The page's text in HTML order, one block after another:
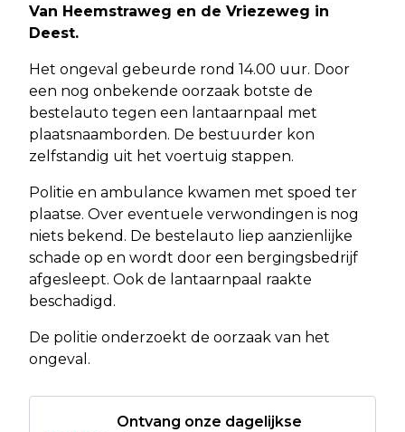
Van Heemstraweg en de Vriezeweg in
Deest.
Het ongeval gebeurde rond 14.00 uur. Door
een nog onbekende oorzaak botste de
bestelauto tegen een lantaarnpaal met
plaatsnaamborden. De bestuurder kon
zelfstandig uit het voertuig stappen.
Politie en ambulance kwamen met spoed ter
plaatse. Over eventuele verwondingen is nog
niets bekend. De bestelauto liep aanzienlijke
schade op en wordt door een bergingsbedrijf
afgesleept. Ook de lantaarnpaal raakte
beschadigd.
De politie onderzoekt de oorzaak van het
ongeval.
Ontvang onze dagelijkse